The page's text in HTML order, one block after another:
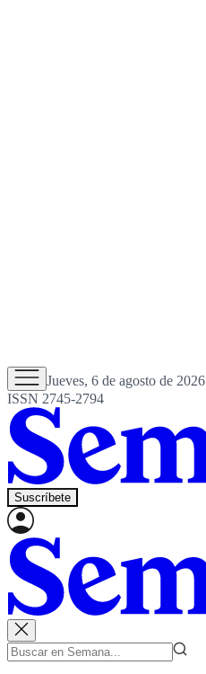
Jueves, 6 de agosto de 2026
ISSN 2745-2794
Suscríbete